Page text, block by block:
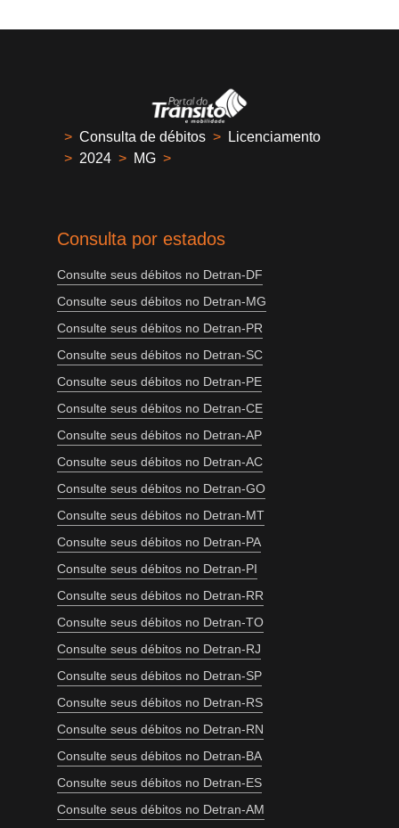
> Consulta de débitos >
Licenciamento
> 2024 > MG >
Consulta por estados
Consulte seus débitos no Detran-DF
Consulte seus débitos no Detran-MG
Consulte seus débitos no Detran-PR
Consulte seus débitos no Detran-SC
Consulte seus débitos no Detran-PE
Consulte seus débitos no Detran-CE
Consulte seus débitos no Detran-AP
Consulte seus débitos no Detran-AC
Consulte seus débitos no Detran-GO
Consulte seus débitos no Detran-MT
Consulte seus débitos no Detran-PA
Consulte seus débitos no Detran-PI
Consulte seus débitos no Detran-RR
Consulte seus débitos no Detran-TO
Consulte seus débitos no Detran-RJ
Consulte seus débitos no Detran-SP
Consulte seus débitos no Detran-RS
Consulte seus débitos no Detran-RN
Consulte seus débitos no Detran-BA
Consulte seus débitos no Detran-ES
Consulte seus débitos no Detran-AM